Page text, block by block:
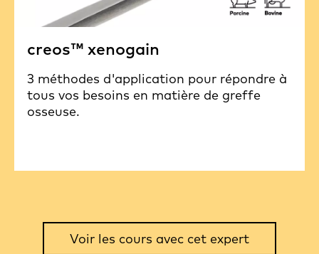
creos™ xenogain
3 méthodes d'application pour répondre à
tous vos besoins en matière de greffe
osseuse.
Voir les cours avec cet expert